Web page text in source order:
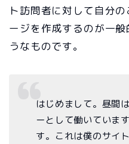
ト訪問者に対して自分
ージを作成するのが一
うなものです。
はじめまして。昼間
ーとして働いていま
す。これは僕のサイ